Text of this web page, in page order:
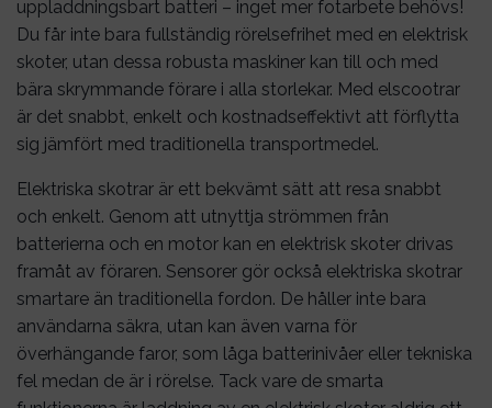
uppladdningsbart batteri – inget mer fotarbete behövs!
Du får inte bara fullständig rörelsefrihet med en elektrisk
skoter, utan dessa robusta maskiner kan till och med
bära skrymmande förare i alla storlekar. Med elscootrar
är det snabbt, enkelt och kostnadseffektivt att förflytta
sig jämfört med traditionella transportmedel.
Elektriska skotrar är ett bekvämt sätt att resa snabbt
och enkelt. Genom att utnyttja strömmen från
batterierna och en motor kan en elektrisk skoter drivas
framåt av föraren. Sensorer gör också elektriska skotrar
smartare än traditionella fordon. De håller inte bara
användarna säkra, utan kan även varna för
överhängande faror, som låga batterinivåer eller tekniska
fel medan de är i rörelse. Tack vare de smarta